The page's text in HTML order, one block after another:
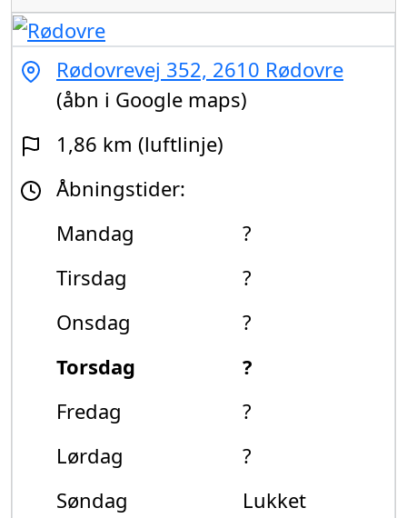
Rødovrevej 352, 2610 Rødovre
(åbn i Google maps)
1,86 km (luftlinje)
Åbningstider:
Mandag
?
Tirsdag
?
Onsdag
?
Torsdag
?
Fredag
?
Lørdag
?
Søndag
Lukket